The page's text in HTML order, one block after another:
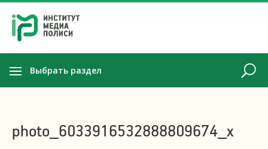
Выбрать раздел
photo_6033916532888809674_x